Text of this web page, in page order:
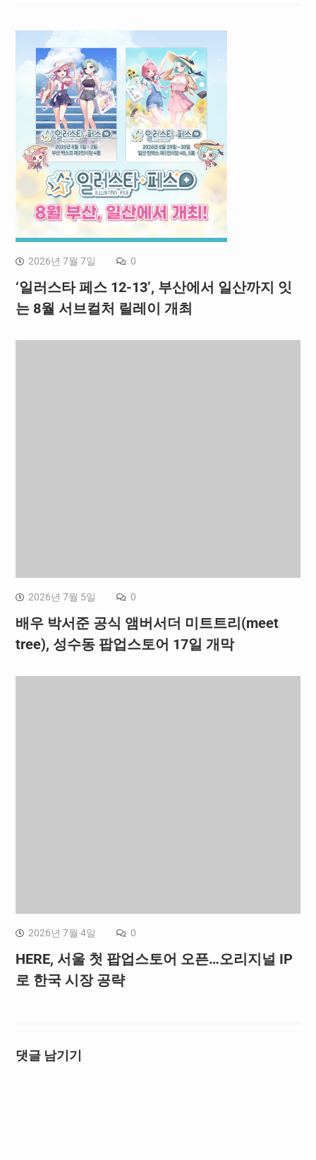
2026년 7월 7일 0
‘일러스타 페스 12-13’, 부산에서 일산까지 잇
는 8월 서브컬처 릴레이 개최
2026년 7월 5일 0
배우 박서준 공식 앰버서더 미트트리(meet
tree), 성수동 팝업스토어 17일 개막
2026년 7월 4일 0
HERE, 서울 첫 팝업스토어 오픈…오리지널 IP
로 한국 시장 공략
댓글 남기기